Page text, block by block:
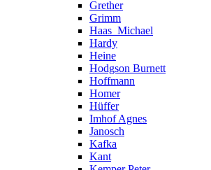
Grether
Grimm
Haas_Michael
Hardy
Heine
Hodgson Burnett
Hoffmann
Homer
Hüffer
Imhof Agnes
Janosch
Kafka
Kant